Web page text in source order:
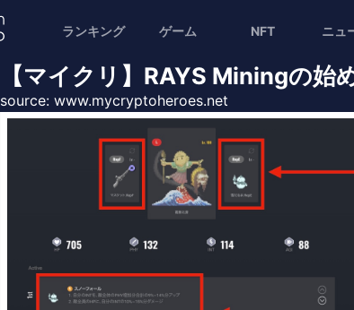
ランキング ゲーム NFT ニュ
【マイクリ】RAYS Miningの始
source: www.mycryptoheroes.net